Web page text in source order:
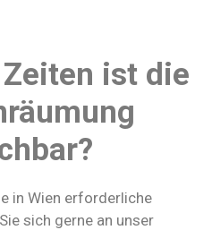
ist die
in Wien erforderliche
sich gerne an unser